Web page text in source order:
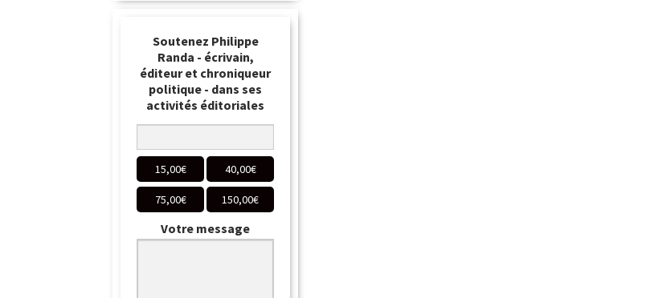
Soutenez Philippe
Randa - écrivain,
éditeur et chroniqueur
politique - dans ses
activités éditoriales
15,00€ 40,00€
75,00€ 150,00€
Votre message